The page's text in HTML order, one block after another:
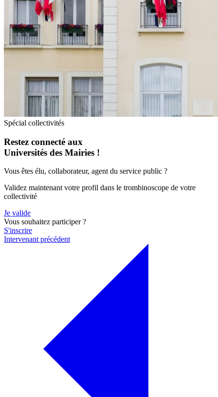
Spécial collectivités
Restez connecté aux
Universités des Mairies !
Vous êtes élu, collaborateur, agent du service public ?
Validez maintenant votre profil dans le trombinoscope de votre
collectivité
Je valide
Vous souhaitez participer ?
S'inscrire
Intervenant précédent